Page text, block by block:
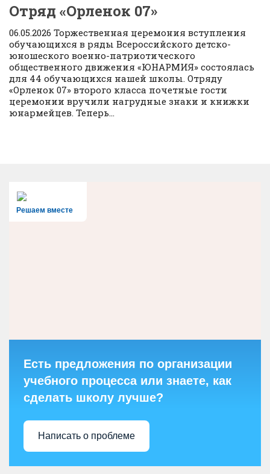
Отряд «Орленок 07»
06.05.2026 Торжественная церемония вступления
обучающихся в ряды Всероссийского детско-
юношеского военно-патриотического
общественного движения «ЮНАРМИЯ» состоялась
для 44 обучающихся нашей школы. Отряду
«Орленок 07» второго класса почетные гости
церемонии вручили нагрудные знаки и книжки
юнармейцев. Теперь...
Решаем вместе
Есть предложения по организации
учебного процесса или знаете, как
сделать школу лучше?
Написать о проблеме